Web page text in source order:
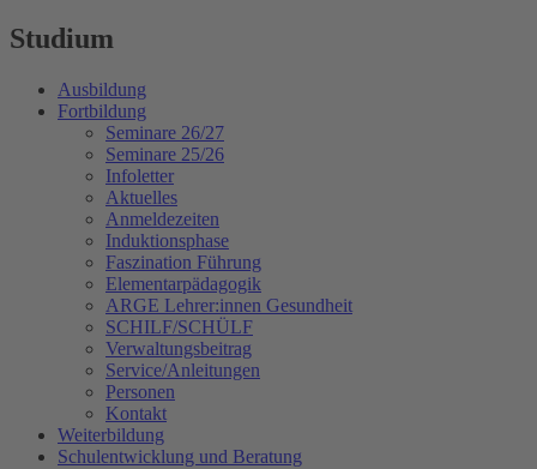
Studium
Ausbildung
Fortbildung
Seminare 26/27
Seminare 25/26
Infoletter
Aktuelles
Anmeldezeiten
Induktionsphase
Faszination Führung
Elementarpädagogik
ARGE Lehrer:innen Gesundheit
SCHILF/SCHÜLF
Verwaltungsbeitrag
Service/Anleitungen
Personen
Kontakt
Weiterbildung
Schulentwicklung und Beratung